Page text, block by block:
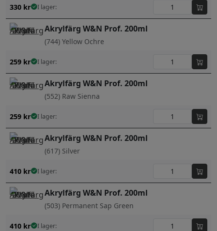
330 kr I lager:
Akrylfärg W&N Prof. 200ml
(744) Yellow Ochre
259 kr I lager:
Akrylfärg W&N Prof. 200ml
(552) Raw Sienna
259 kr I lager:
Akrylfärg W&N Prof. 200ml
(617) Silver
410 kr I lager:
Akrylfärg W&N Prof. 200ml
(503) Permanent Sap Green
410 kr I lager: